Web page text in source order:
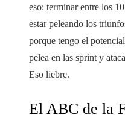
eso: terminar entre los
estar peleando los
porque tengo el
pelea en las sprint y
Eso liebre.
El ABC de la